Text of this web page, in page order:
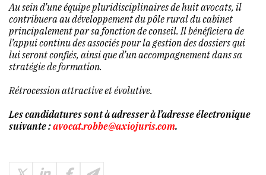
Au sein d’une équipe pluridisciplinaires de huit avocats, il
contribuera au développement du pôle rural du cabinet
principalement par sa fonction de conseil. Il bénéficiera de
l’appui continu des associés pour la gestion des dossiers qui
lui seront confiés, ainsi que d’un accompagnement dans sa
stratégie de formation.
Rétrocession attractive et évolutive.
Les candidatures sont à adresser à l’adresse électronique
suivante :avocat.robbe@axiojuris.com.